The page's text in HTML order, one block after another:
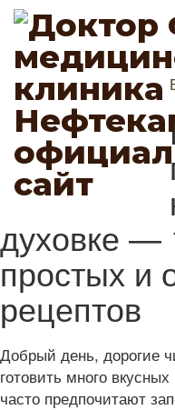
духовке —
простых и
рецептов
Добрый день, дорогие
готовить много
часто предпочитают